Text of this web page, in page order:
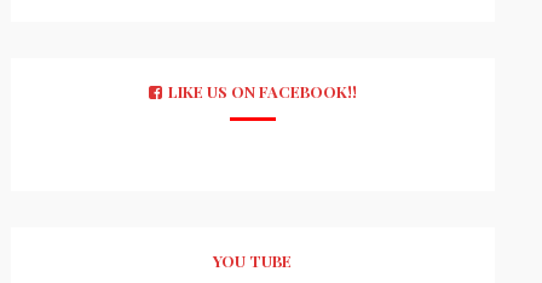
LIKE US ON FACEBOOK!!
YOU TUBE